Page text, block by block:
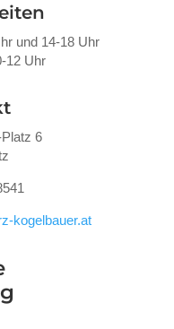
und 14-18 Uhr
12 Uhr
6
kogelbauer.at